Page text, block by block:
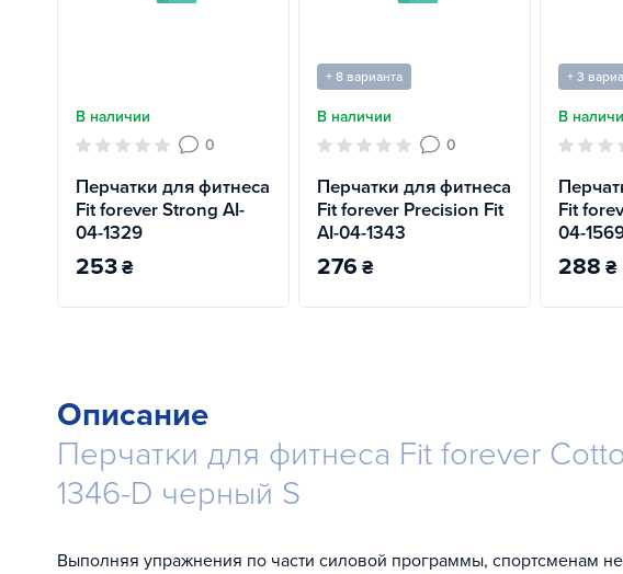
В наличии
0
Перчатки для фитнеса
Fit forever Strong AI-
04-1329
253₴
+ 8 варианта
В наличии
0
Перчатки для фитнеса
Fit forever Precision Fit
AI-04-1343
276 ₴
+ 3
В
Fit
04-
288 ₴
Описание
Перчатки для фитнеса Fit forever
1346-D черный S
Выполняя упражнения по части силовой программы, спортсменам